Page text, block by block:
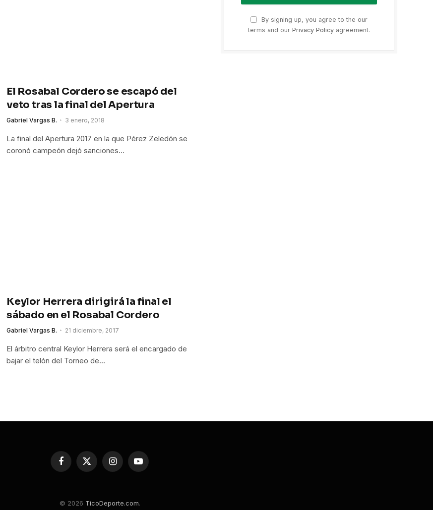
El Rosabal Cordero se escapó del
veto tras la final del Apertura
Gabriel Vargas B. 3 enero, 2018
La final del Apertura 2017 en la que Pérez Zeledón se
coronó campeón dejó sanciones…
Keylor Herrera dirigirá la final el
sábado en el Rosabal Cordero
Gabriel Vargas B. 21 diciembre, 2017
El árbitro central Keylor Herrera será el encargado de
bajar el telón del Torneo de…
By signing up, you agree to the our
terms and our Privacy Policy agreement.
Facebook
X
(Twitter)
InstagramYouTube
© 2026 TicoDeporte.com.